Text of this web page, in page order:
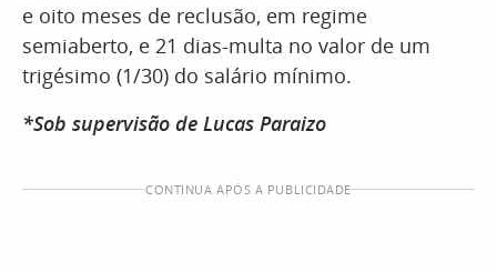
e oito meses de reclusão, em regime
semiaberto, e 21 dias-multa no valor de um
trigésimo (1/30) do salário mínimo.
*Sob supervisão de Lucas Paraizo
CONTINUA APÓS A PUBLICIDADE